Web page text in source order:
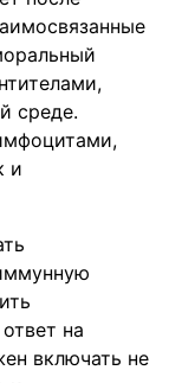
среде.
и
на
включать не